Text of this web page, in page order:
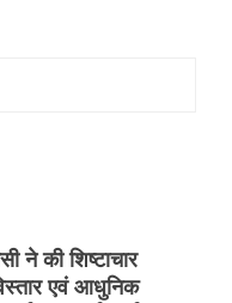
ने की शिष्टाचार
एवं आधुनिक